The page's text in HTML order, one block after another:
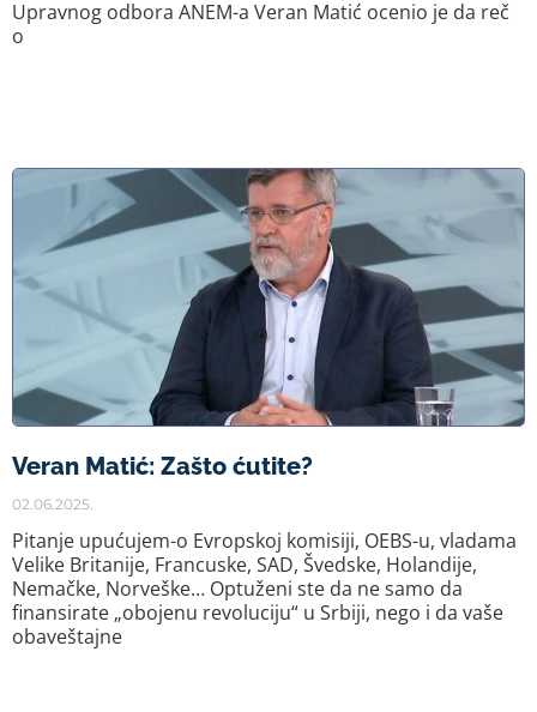
Upravnog odbora ANEM-a Veran Matić ocenio je da reč
o
Veran Matić: Zašto ćutite?
02.06.2025.
Pitanje upućujem-o Evropskoj komisiji, OEBS-u, vladama
Velike Britanije, Francuske, SAD, Švedske, Holandije,
Nemačke, Norveške… Optuženi ste da ne samo da
finansirate „obojenu revoluciju“ u Srbiji, nego i da vaše
obaveštajne